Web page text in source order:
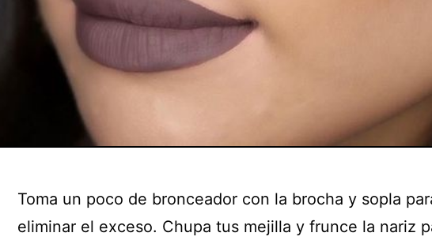
Toma un poco de bronceador con la brocha y sopla
eliminar el exceso. Chupa tus mejilla y frunce la nariz